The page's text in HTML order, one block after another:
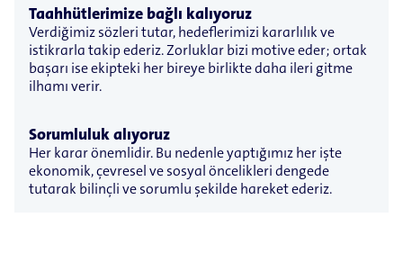
Taahhütlerimize bağlı kalıyoruz
Verdiğimiz sözleri tutar, hedeflerimizi kararlılık ve
istikrarla takip ederiz. Zorluklar bizi motive eder; ortak
başarı ise ekipteki her bireye birlikte daha ileri gitme
ilhamı verir.
Sorumluluk alıyoruz
Her karar önemlidir. Bu nedenle yaptığımız her işte
ekonomik, çevresel ve sosyal öncelikleri dengede
tutarak bilinçli ve sorumlu şekilde hareket ederiz.